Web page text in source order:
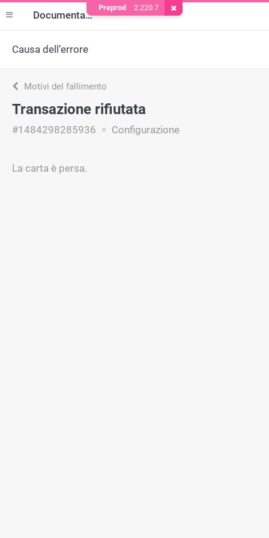
Documentazione
Causa dell’errore
Motivi del fallimento
Transazione rifiutata
#1484298285936 Configurazione
La carta è persa.
Preprod 2.220.7 Rimuovere il cookie